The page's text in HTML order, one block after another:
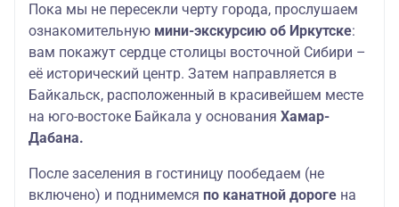
Пока мы не пересекли черту города, прослушаем
ознакомительную мини-экскурсию об Иркутске:
вам покажут сердце столицы восточной Сибири –
её исторический центр. Затем направляется в
Байкальск, расположенный в красивейшем месте
на юго-востоке Байкала у основания Хамар-
Дабана.
После заселения в гостиницу пообедаем (не
включено) и поднимемся по канатной дороге на